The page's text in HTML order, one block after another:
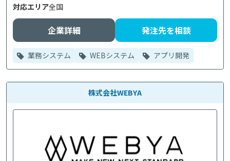
対応エリア全国
企業詳細 発注先を相談
業務システム WEBシステム アプリ開発
株式会社WEBYA